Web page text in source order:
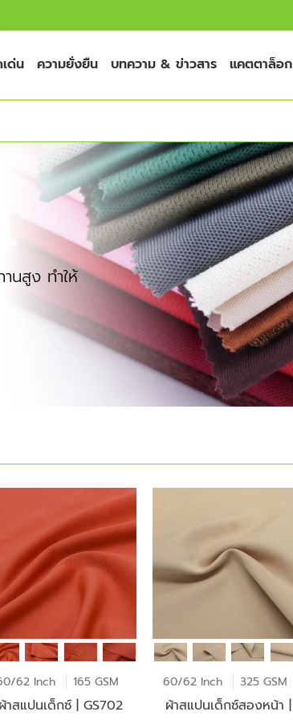
ด่น ความยั่งยืน บทความ & ข่าวสาร แคตตาล็อก
นสูง ทำให้
62 Inch 165 GSM
ผ้าสแปนเด็กซ์ | GS702
60/62 Inch 325 GSM
ผ้าสแปนเด็กซ์สองหน้า |